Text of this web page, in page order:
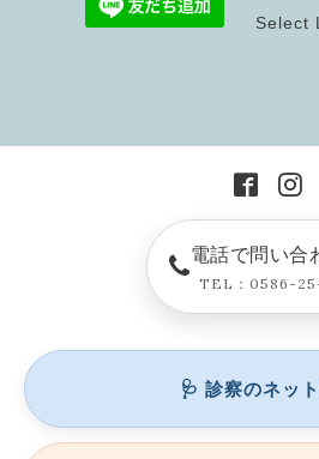
Select
電話で問い合
TEL：0586-
🩺 診察のネッ